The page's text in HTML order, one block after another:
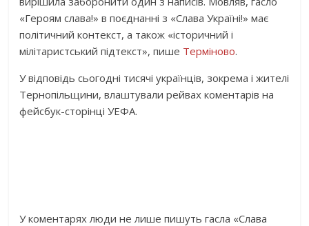
«Героям слава!» в поєднанні з «Слава Україні!» має
політичний контекст, а також «історичний і
мілітаристський підтекст», пише Терміново.
У відповідь сьогодні тисячі українців, зокрема і жителі
Тернопільщини, влаштували рейвах коментарів на
фейсбук-сторінці УЕФА.
У коментарях люди не лише пишуть гасла «Слава